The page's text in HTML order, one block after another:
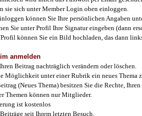
sie sich unter Member Login oben einloggen.
können Sie Ihre persönlichen Angaben
Sie unter Profil Ihre Signatur eingeben (dann
können Sie ein Bild hochladen, das dann
anmelden
Beitrag nachträglich verändern oder löschen.
Möglichkeit unter einer Rubrik ein neues Thema
(Neues Thema) besitzen Sie die Rechte,
Themen können nur Mitglieder.
ist kostenlos
seit Ihrem letzten Besuch.